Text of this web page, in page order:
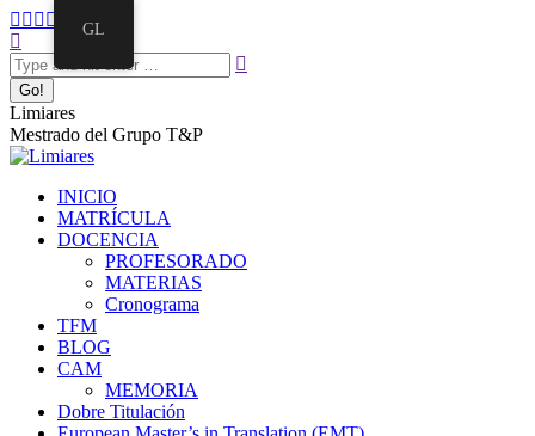
Limiares
Mestrado del Grupo T&P
INICIO
MATRÍCULA
DOCENCIA
PROFESORADO
MATERIAS
Cronograma
TFM
BLOG
CAM
MEMORIA
Dobre Titulación
GL